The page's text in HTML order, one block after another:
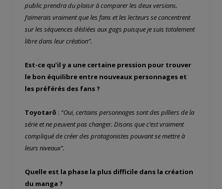
public prendra du plaisir à comparer les deux versions.
J’aimerais vraiment que les fans et les lecteurs se concentrent
sur les séquences dédiées aux gags puisque je suis totalement
libre dans leur création”.
Est-ce qu’il y a une certaine pression pour trouver
le bon équilibre entre nouveaux personnages et
les préférés des fans ?
Toyotarô : “Oui, certains personnages sont des pilliers de la
série et ne peuvent pas changer. Disons que c’est vraiment
compliqué de créer des protagonistes pouvant se mettre à
leurs niveaux”.
Quelle est la phase la plus difficile dans la création
du manga ?